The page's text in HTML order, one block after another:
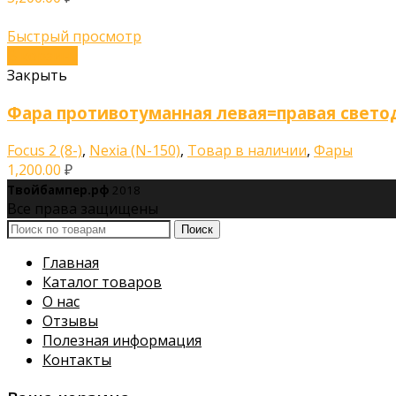
Быстрый просмотр
Закрыть
Фара противотуманная левая=правая
Focus 2 (8-), Nexia (N-150), Товар в наличии, Фары
1,200.00 ₽
Твойбампер.рф 2018
Все права защищены
Поиск
Главная
Каталог товаров
О нас
Отзывы
Полезная информация
Контакты